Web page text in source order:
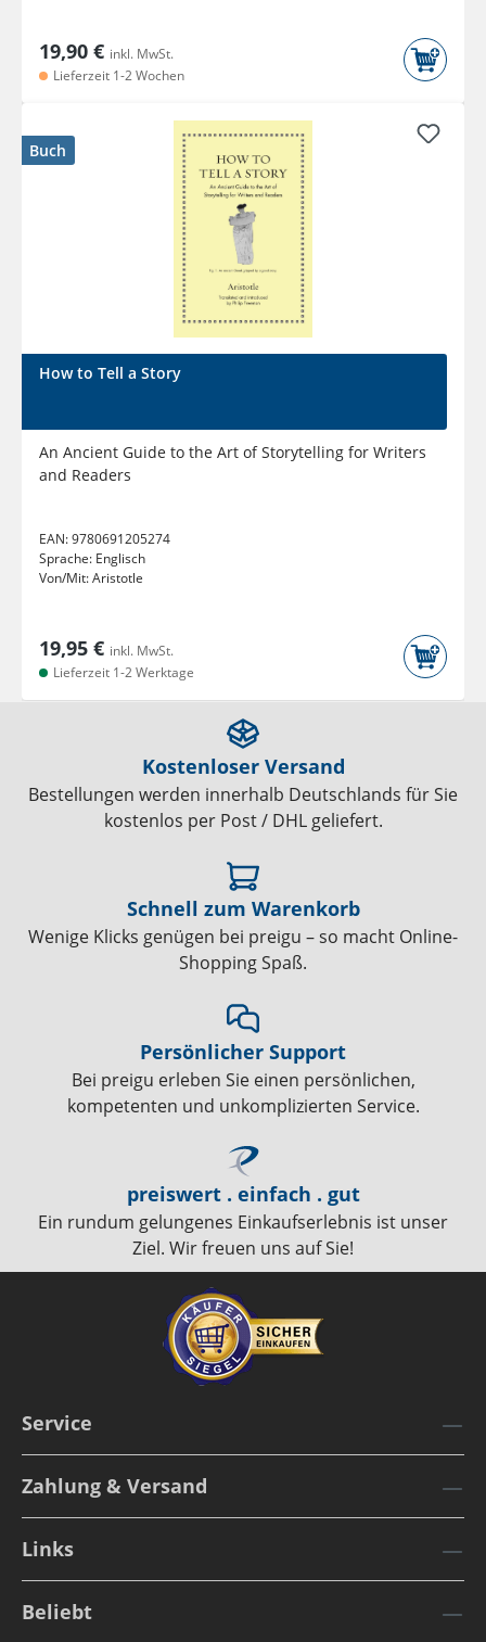
19,90 € inkl. MwSt.
Lieferzeit 1-2 Wochen
Buch
How to Tell a Story
An Ancient Guide to the Art of Storytelling for Writers
and Readers
EAN:9780691205274
Sprache: Englisch
Von/Mit:Aristotle
19,95 € inkl. MwSt.
Lieferzeit 1-2 Werktage
Kostenloser Versand
Bestellungen werden innerhalb Deutschlands für Sie
kostenlos per Post / DHL geliefert.
Schnell zum Warenkorb
Wenige Klicks genügen bei preigu – so macht Online-
Shopping Spaß.
Persönlicher Support
Bei preigu erleben Sie einen persönlichen,
kompetenten und unkomplizierten Service.
preiswert . einfach . gut
Ein rundum gelungenes Einkaufserlebnis ist unser
Ziel. Wir freuen uns auf Sie!
Service
Zahlung & Versand
Links
Beliebt